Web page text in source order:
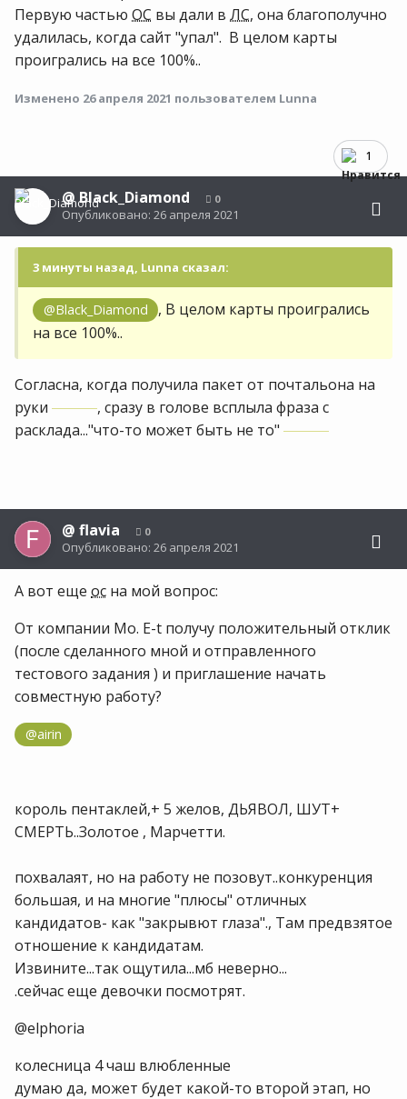
Первую частью ОС вы дали в ЛС, она благополучно
удалилась, когда сайт "упал". В целом карты
проигрались на все 100%..
Изменено 26 апреля 2021 пользователем Lunna
1
@Black_Diamond 0
Опубликовано: 26 апреля 2021
3 минуты назад, Lunna сказал:
@Black_Diamond
, В целом карты проигрались
на все 100%..
Согласна, когда получила пакет от почтальона на
руки
, сразу в голове всплыла фраза с
расклада..."что-то может быть не то"
@ flavia 0
Опубликовано: 26 апреля 2021
А вот еще ос на мой вопрос:
От компании Mo. E-t получу положительный отклик
(после сделанного мной и отправленного
тестового задания ) и приглашение начать
совместную работу?
@airin
король пентаклей,+ 5 желов, ДЬЯВОЛ, ШУТ+
СМЕРТЬ..Золотое , Марчетти.
похвалаят, но на работу не позовут..конкуренция
большая, и на многие "плюсы" отличных
кандидатов- как "закрывют глаза"., Там предвзятое
отношение к кандидатам.
Извините...так ощутила...мб неверно...
.сейчас еще девочки посмотрят.
@elphoria
колесница 4 чаш влюбленные
думаю да, может будет какой-то второй этап, но